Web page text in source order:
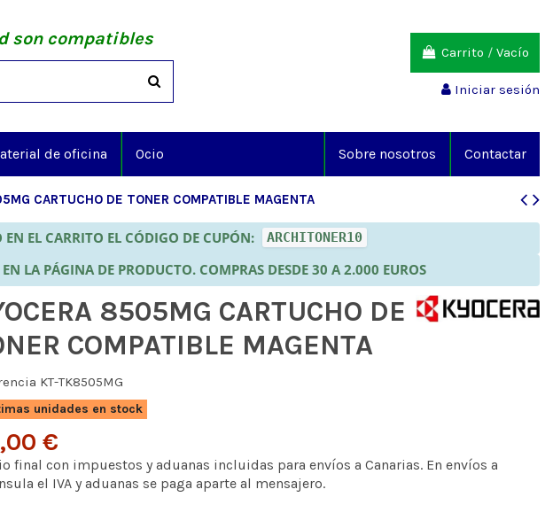
son compatibles
Carrito / Vacío
Iniciar sesión
de oficina Ocio Contactar
Sobre nosotros
CARTUCHO DE TONER COMPATIBLE MAGENTA
EL CARRITO EL CÓDIGO DE CUPÓN: ARCHITONER10
LA PÁGINA DE PRODUCTO. COMPRAS DESDE 30 A 2.000 EUROS
8505MG CARTUCHO DE
COMPATIBLE MAGENTA
KT-TK8505MG
unidades en stock
€
final con impuestos y aduanas incluidas para envíos a Canarias. En envíos a
el IVA y aduanas se paga aparte al mensajero.